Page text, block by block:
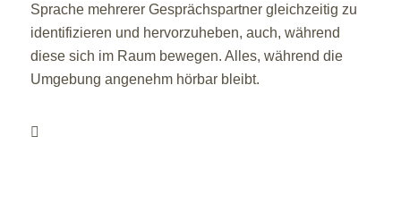
Sprache mehrerer Gesprächspartner gleichzeitig zu
identifizieren und hervorzuheben, auch, während
diese sich im Raum bewegen. Alles, während die
Umgebung angenehm hörbar bleibt.